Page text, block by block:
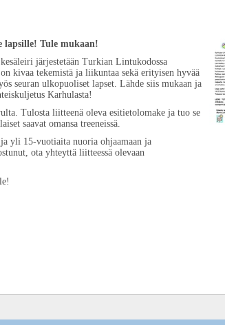
Tule mukaan!
järjestetään Turkian Lintukodossa
kivaa tekemistä ja liikuntaa sekä erityisen hyvää
seuran ulkopuoliset lapset. Lähde siis mukaan ja
Karhulasta!
Tulosta liitteenä oleva esitietolomake ja tuo se
saavat omansa treeneissä.
yli 15-vuotiaita nuoria ohjaamaan ja
ota yhteyttä liitteessä olevaan